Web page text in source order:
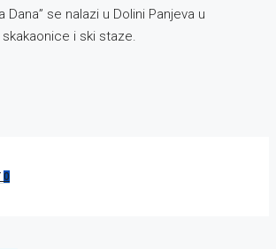
0
Dana” se nalazi u Dolini Panjeva u
i ski staze.